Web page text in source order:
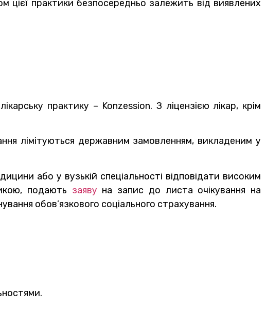
цієї практики безпосередньо залежить від виявлених
практику – Konzession. З ліцензією лікар, крім
лімітуються державним замовленням, викладеним у
або у вузькій спеціальності відповідати високим
подають заяву на запис до листа очікування на
обов’язкового соціального страхування.